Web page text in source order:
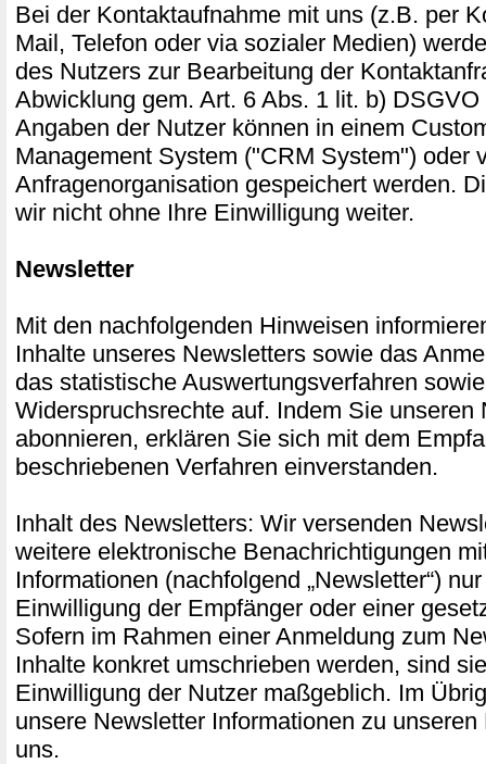
Bei der Kontaktaufnahme mit uns (z.B. per
Mail, Telefon oder via sozialer Medien)
des Nutzers zur Bearbeitung der
Abwicklung gem. Art. 6 Abs. 1 lit. b)
Angaben der Nutzer können in einem
Management System ("CRM System") oder
Anfragenorganisation gespeichert werden.
wir nicht ohne Ihre Einwilligung weiter.
Newsletter
Mit den nachfolgenden Hinweisen
Inhalte unseres Newsletters sowie das
das statistische Auswertungsverfahren
Widerspruchsrechte auf. Indem Sie unseren
abonnieren, erklären Sie sich mit dem
beschriebenen Verfahren einverstanden.
Inhalt des Newsletters: Wir versenden
weitere elektronische Benachrichtigungen
Informationen (nachfolgend „Newsletter“)
Einwilligung der Empfänger oder einer
Sofern im Rahmen einer Anmeldung zum
Inhalte konkret umschrieben werden, sind
Einwilligung der Nutzer maßgeblich. Im
unsere Newsletter Informationen zu
uns.